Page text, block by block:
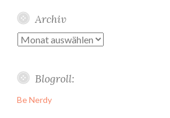
Archiv
Archiv
Blogroll:
Be Nerdy